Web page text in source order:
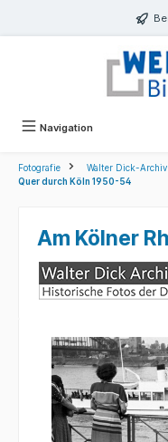
Navigation
Fotografie Walter Dick-Archiv
Quer durch Köln 1950-54
Am Kölner
Bildergalerie überspringen